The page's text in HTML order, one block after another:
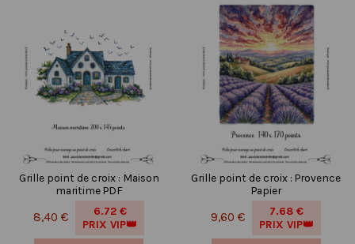
Grille point de croix : Maison
maritime PDF
8,40 €
6.72 €
PRIX VIP👑
Grille point de croix : Provence
Papier
9,60 €
7.68 €
PRIX VIP👑